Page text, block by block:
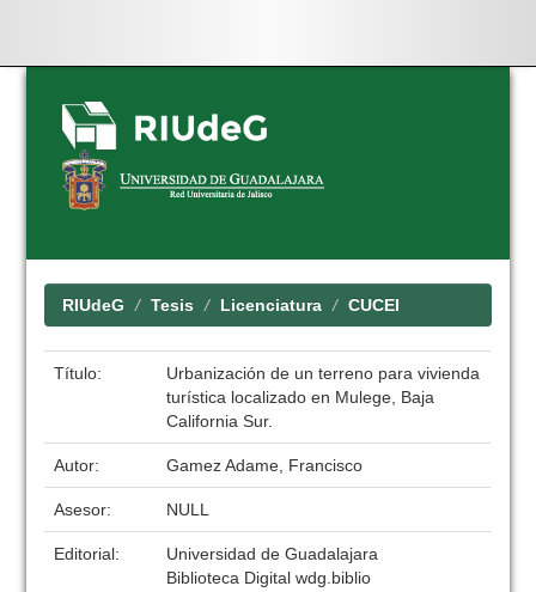
Skip
navigation
RIUdeG Tesis Licenciatura CUCEI
Título:
Urbanización de un terreno para vivienda
turística localizado en Mulege, Baja
California Sur.
Autor: Gamez Adame, Francisco
Asesor: NULL
Editorial:
Universidad de Guadalajara
Biblioteca Digital wdg.biblio